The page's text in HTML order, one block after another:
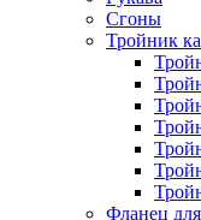
Сгоны
Тройник
Фланец